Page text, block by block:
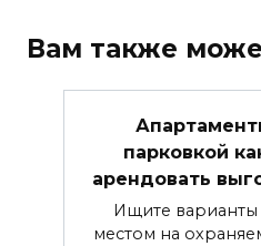
Вам также
парковкой
арендовать
Ищите
местом на